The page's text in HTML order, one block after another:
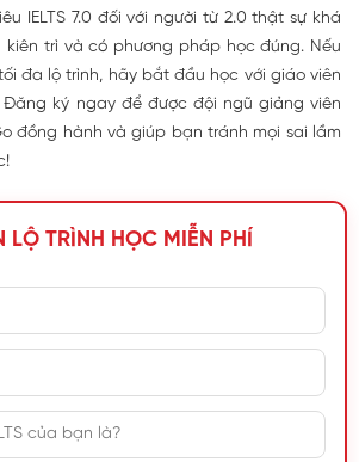
IELTS 7.0 đối với người từ 2.0 thật sự khá
kiên trì và có phương pháp học đúng. Nếu
đa lộ trình, hãy bắt đầu học với giáo viên
Đăng ký ngay để được đội ngũ giảng viên
đồng hành và giúp bạn tránh mọi sai lầm
LỘ TRÌNH HỌC MIỄN PHÍ